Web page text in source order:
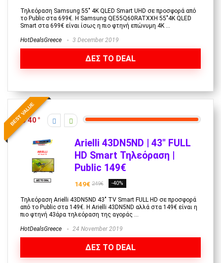
Τηλεόραση Samsung 55" 4K QLED Smart UHD σε προσφορά από
το Public στα 699€. Η Samsung QE55Q60RATXXH 55"4K QLED
Smart στα 699€ είναι ίσως η πιο φτηνή επώνυμη 4Κ ...
HotDealsGreece 3 December 2019
ΔΕΣ ΤΟ DEAL
BEST VALUE
40
Arielli 43DN5ND | 43″ FULL
HD Smart Τηλεόραση |
Public 149€
149€ 249€ -40%
Τηλεόραση Arielli 43DN5ND 43" TV Smart FULL HD σε προσφορά
από το Public στα 149€. Η Arielli 43DN5ND αλλά στα 149€ είναι η
πιο φτηνή 43άρα τηλεόραση της αγοράς ...
HotDealsGreece 24 November 2019
ΔΕΣ ΤΟ DEAL